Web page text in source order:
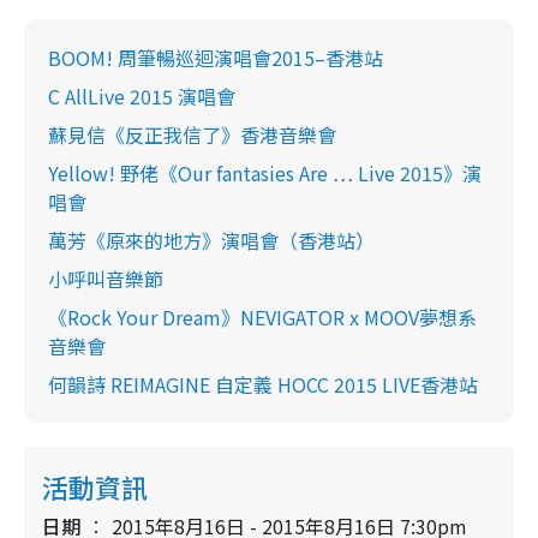
BOOM! 周筆暢巡迴演唱會2015–香港站
C AllLive 2015 演唱會
蘇見信《反正我信了》香港音樂會
Yellow! 野佬《Our fantasies Are … Live 2015》演
唱會
萬芳《原來的地方》演唱會（香港站）
小呼叫音樂節
《Rock Your Dream》NEVIGATOR x MOOV夢想系
音樂會
何韻詩 REIMAGINE 自定義 HOCC 2015 LIVE香港站
活動資訊
日期 2015年8月16日 - 2015年8月16日 7:30pm